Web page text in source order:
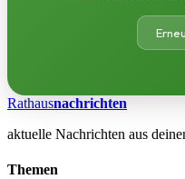
Rathausnachrichten
aktuelle Nachrichten aus
Themen